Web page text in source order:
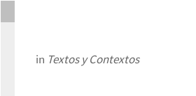
in Textos y Contextos